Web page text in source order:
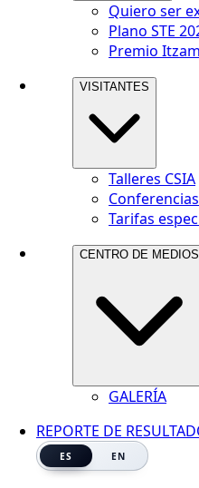
Quiero ser
Plano STE
Premio
VISITANTES
Talleres CSIA
Tarifas
CENTRO DE MEDIOS
GALERÍA
REPORTE DE
ES EN